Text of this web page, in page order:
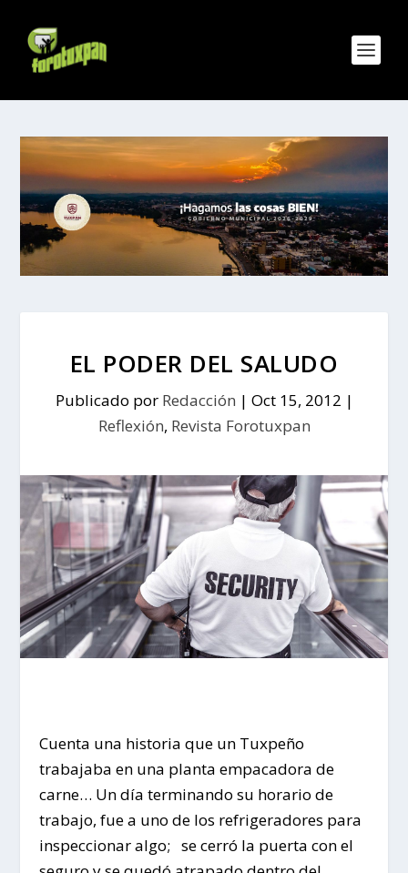
EL PODER DEL SALUDO
Publicado por Redacción | Oct 15, 2012 |
Reflexión, Revista Forotuxpan
Cuenta una historia que un Tuxpeño
trabajaba en una planta empacadora de
carne… Un día terminando su horario de
trabajo, fue a uno de los refrigeradores para
inspeccionar algo; se cerró la puerta con el